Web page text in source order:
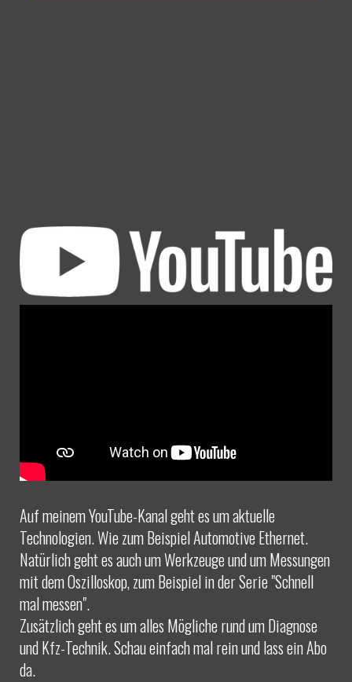
Auf meinem YouTube-Kanal geht es um aktuelle
Technologien. Wie zum Beispiel Automotive Ethernet.
Natürlich geht es auch um Werkzeuge und um Messungen
mit dem Oszilloskop, zum Beispiel in der Serie "Schnell
mal messen".
Zusätzlich geht es um alles Mögliche rund um Diagnose
und Kfz-Technik. Schau einfach mal rein und lass ein Abo
da.